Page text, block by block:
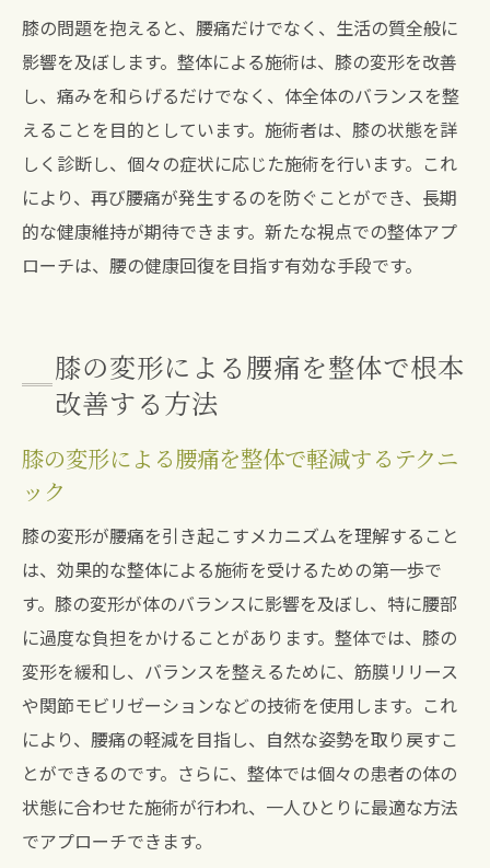
膝の問題を抱えると、腰痛だけでなく、生活の質全般に
影響を及ぼします。整体による施術は、膝の変形を改善
し、痛みを和らげるだけでなく、体全体のバランスを整
えることを目的としています。施術者は、膝の状態を詳
しく診断し、個々の症状に応じた施術を行います。これ
により、再び腰痛が発生するのを防ぐことができ、長期
的な健康維持が期待できます。新たな視点での整体アプ
ローチは、腰の健康回復を目指す有効な手段です。
膝の変形による腰痛を整体で根本
改善する方法
膝の変形による腰痛を整体で軽減するテクニ
ック
膝の変形が腰痛を引き起こすメカニズムを理解すること
は、効果的な整体による施術を受けるための第一歩で
す。膝の変形が体のバランスに影響を及ぼし、特に腰部
に過度な負担をかけることがあります。整体では、膝の
変形を緩和し、バランスを整えるために、筋膜リリース
や関節モビリゼーションなどの技術を使用します。これ
により、腰痛の軽減を目指し、自然な姿勢を取り戻すこ
とができるのです。さらに、整体では個々の患者の体の
状態に合わせた施術が行われ、一人ひとりに最適な方法
でアプローチできます。